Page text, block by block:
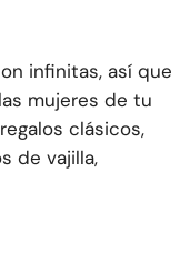
infinitas, así que
mujeres de tu
clásicos,
de vajilla,